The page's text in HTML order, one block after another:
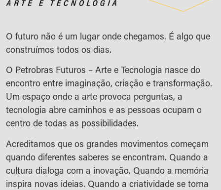
O futuro não é um lugar onde chegamos. É algo que
construímos todos os dias.
O Petrobras Futuros – Arte e Tecnologia nasce do
encontro entre imaginação, criação e transformação.
Um espaço onde a arte provoca perguntas, a
tecnologia abre caminhos e as pessoas ocupam o
centro de todas as possibilidades.
Acreditamos que os grandes movimentos começam
quando diferentes saberes se encontram. Quando a
cultura dialoga com a inovação. Quando a memória
inspira novas ideias. Quando a criatividade se torna